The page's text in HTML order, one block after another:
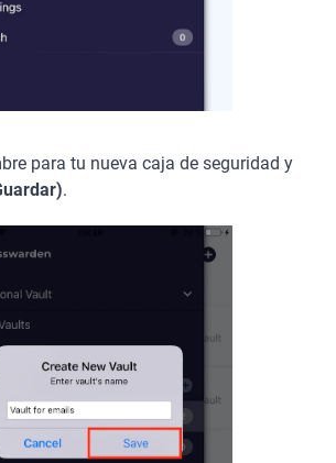
para tu nueva caja de seguridad y
.